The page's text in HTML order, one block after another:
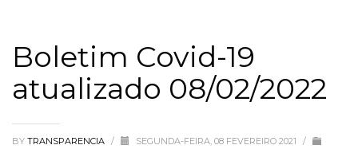
Boletim Covid-19
atualizado 08/02/2022
BY TRANSPARENCIA / SEGUNDA-FEIRA, 08 FEVEREIRO 2021
/